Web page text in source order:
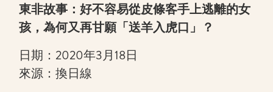
東非故事：好不容易從皮條客手上逃離的女
孩，為何又再甘願「送羊入虎口」？
日期：2020年3月18日
來源：換日線